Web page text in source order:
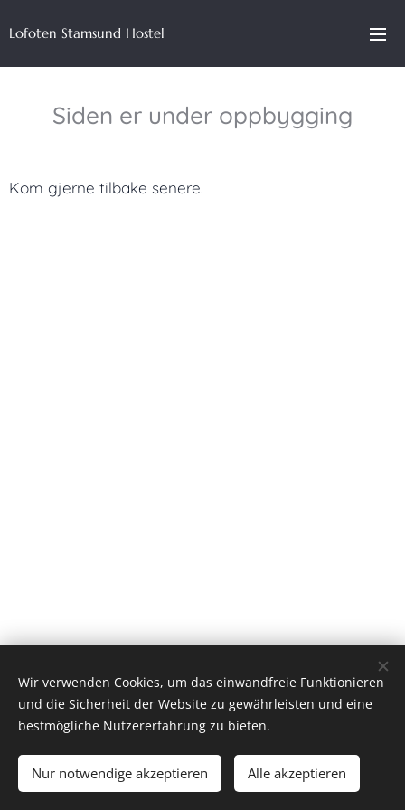
Lofoten Stamsund Hostel
Siden er under oppbygging
Kom gjerne tilbake senere.
Stamsund Hostel | 2026 |
Startseite
Cookies
Sprachen
Deutsch
Wir verwenden Cookies, um das einwandfreie Funktionieren
und die Sicherheit der Website zu gewährleisten und eine
bestmögliche Nutzererfahrung zu bieten.
Nur notwendige akzeptieren Alle akzeptieren